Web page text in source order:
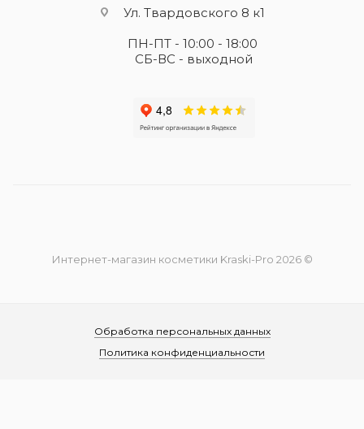
Ул. Твардовского 8 к1
ПН-ПТ - 10:00 - 18:00
СБ-ВС - выходной
Интернет-магазин косметики Kraski-Pro 2026 ©
Обработка персональных данных
Политика конфиденциальности